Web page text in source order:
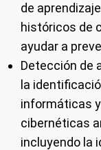
de
históricos de
ayudar a
Detección de
la
informáticas
cibernéticas
incluyendo la